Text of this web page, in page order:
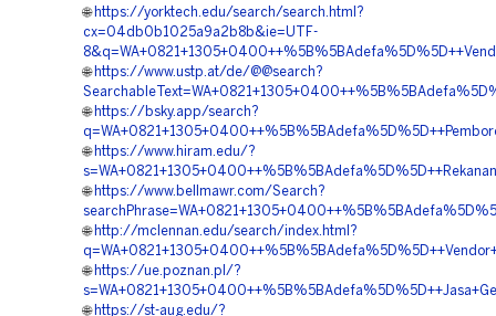
🌐 https://yorktech.edu/search/search.html?
cx=04db0b1025a9a2b8b&ie=UTF-
🌐 https://www.ustp.at/de/@@search?
🌐 https://bsky.app/search?
🌐 https://www.hiram.edu/?
🌐 https://www.bellmawr.com/Search?
🌐 http://mclennan.edu/search/index.html?
🌐 https://ue.poznan.pl/?
🌐 https://st-aug.edu/?